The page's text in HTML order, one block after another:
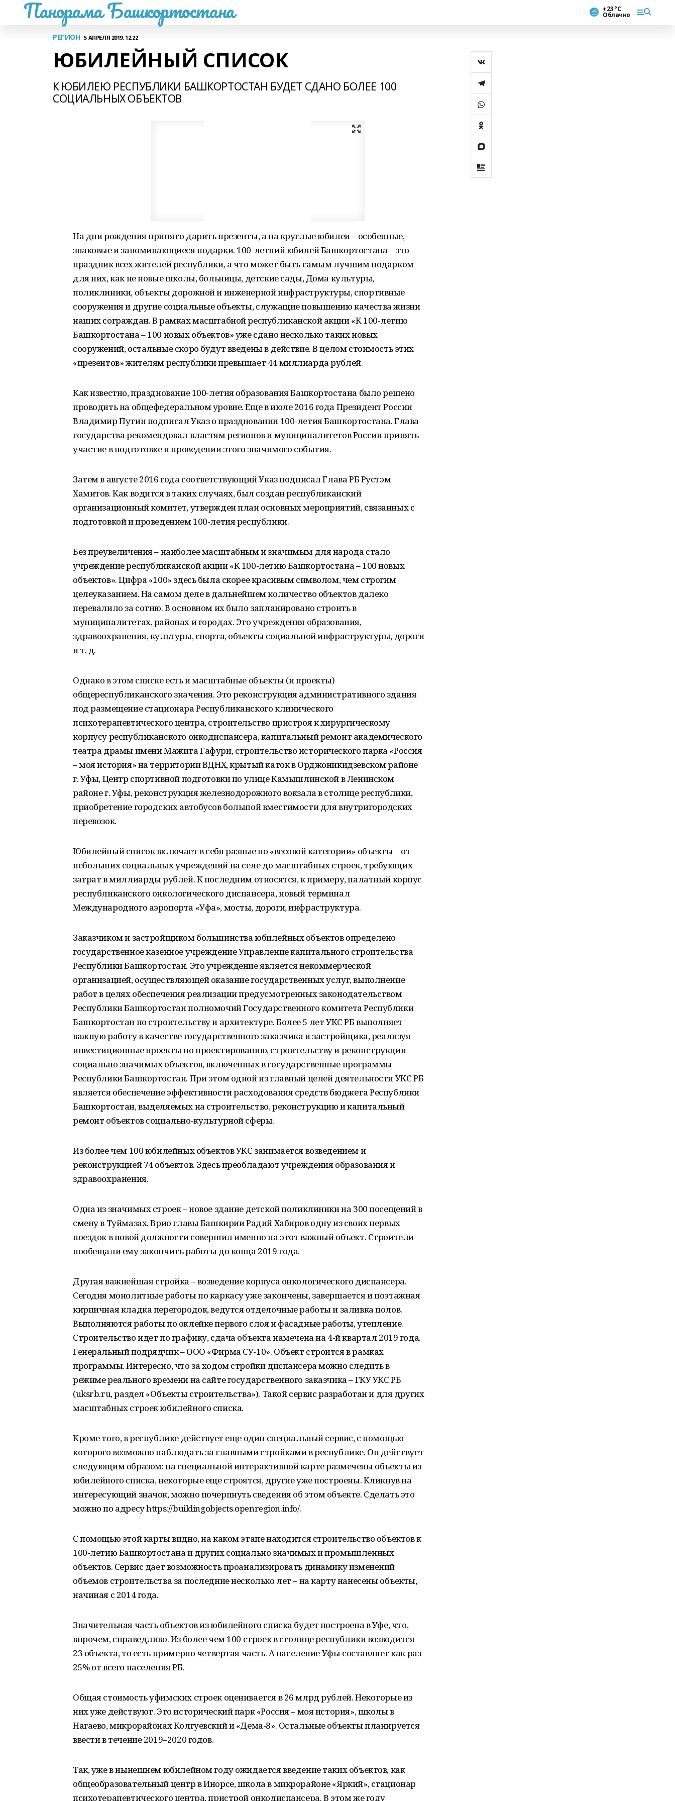
Панорама Башкортостана +23 °С
Облачно
РЕГИОН 5 АПРЕЛЯ 2019, 12:22
ЮБИЛЕЙНЫЙ СПИСОК
К ЮБИЛЕЮ РЕСПУБЛИКИ БАШКОРТОСТАН БУДЕТ СДАНО БОЛЕЕ 100
СОЦИАЛЬНЫХ ОБЪЕКТОВ
На дни рождения принято дарить презенты, а на круглые юбилеи – особенные,
знаковые и запоминающиеся подарки. 100-летний юбилей Башкортостана – это
праздник всех жителей республики, а что может быть самым лучшим подарком
для них, как не новые школы, больницы, детские сады, Дома культуры,
поликлиники, объекты дорожной и инженерной инфраструктуры, спортивные
сооружения и другие социальные объекты, служащие повышению качества жизни
наших сограждан. В рамках масштабной республиканской акции «К 100-летию
Башкортостана – 100 новых объектов» уже сдано несколько таких новых
сооружений, остальные скоро будут введены в действие. В целом стоимость этих
«презентов» жителям республики превышает 44 миллиарда рублей.
Как известно, празднование 100-летия образования Башкортостана было решено
проводить на общефедеральном уровне. Еще в июле 2016 года Президент России
Владимир Путин подписал Указ о праздновании 100-летия Башкортостана. Глава
государства рекомендовал властям регионов и муниципалитетов России принять
участие в подготовке и проведении этого значимого события.
Затем в августе 2016 года соответствующий Указ подписал Глава РБ Рустэм
Хамитов. Как водится в таких случаях, был создан республиканский
организационный комитет, утвержден план основных мероприятий, связанных с
подготовкой и проведением 100-летия республики.
Без преувеличения – наиболее масштабным и значимым для народа стало
учреждение республиканской акции «К 100-летию Башкортостана – 100 новых
объектов». Цифра «100» здесь была скорее красивым символом, чем строгим
целеуказанием. На самом деле в дальнейшем количество объектов далеко
перевалило за сотню. В основном их было запланировано строить в
муниципалитетах, районах и городах. Это учреждения образования,
здравоохранения, культуры, спорта, объекты социальной инфраструктуры, дороги
и т. д.
Однако в этом списке есть и масштабные объекты (и проекты)
общереспубликанского значения. Это реконструкция административного здания
под размещение стационара Республиканского клинического
психотерапевтического центра, строительство пристроя к хирургическому
корпусу республиканского онкодиспансера, капитальный ремонт академического
театра драмы имени Мажита Гафури, строительство исторического парка «Россия
– моя история» на территории ВДНХ, крытый каток в Орджоникидзевском районе
г. Уфы, Центр спортивной подготовки по улице Камышлинской в Ленинском
районе г. Уфы, реконструкция железнодорожного вокзала в столице республики,
приобретение городских автобусов большой вместимости для внутригородских
перевозок.
Юбилейный список включает в себя разные по «весовой категории» объекты – от
небольших социальных учреждений на селе до масштабных строек, требующих
затрат в миллиарды рублей. К последним относятся, к примеру, палатный корпус
республиканского онкологического диспансера, новый терминал
Международного аэропорта «Уфа», мосты, дороги, инфраструктура.
Заказчиком и застройщиком большинства юбилейных объектов определено
государственное казенное учреждение Управление капитального строительства
Республики Башкортостан. Это учреждение является некоммерческой
организацией, осуществляющей оказание государственных услуг, выполнение
работ в целях обеспечения реализации предусмотренных законодательством
Республики Башкортостан полномочий Государственного комитета Республики
Башкортостан по строительству и архитектуре. Более 5 лет УКС РБ выполняет
важную работу в качестве государственного заказчика и застройщика, реализуя
инвестиционные проекты по проектированию, строительству и реконструкции
социально значимых объектов, включенных в государственные программы
Республики Башкортостан. При этом одной из главный целей деятельности УКС РБ
является обеспечение эффективности расходования средств бюджета Республики
Башкортостан, выделяемых на строительство, реконструкцию и капитальный
ремонт объектов социально-культурной сферы.
Из более чем 100 юбилейных объектов УКС занимается возведением и
реконструкцией 74 объектов. Здесь преобладают учреждения образования и
здравоохранения.
Одна из значимых строек – новое здание детской поликлиники на 300 посещений в
смену в Туймазах. Врио главы Башкирии Радий Хабиров одну из своих первых
поездок в новой должности совершил именно на этот важный объект. Строители
пообещали ему закончить работы до конца 2019 года.
Другая важнейшая стройка – возведение корпуса онкологического диспансера.
Сегодня монолитные работы по каркасу уже закончены, завершается и поэтажная
кирпичная кладка перегородок, ведутся отделочные работы и заливка полов.
Выполняются работы по оклейке первого слоя и фасадные работы, утепление.
Строительство идет по графику, сдача объекта намечена на 4-й квартал 2019 года.
Генеральный подрядчик – ООО «Фирма СУ-10». Объект строится в рамках
программы. Интересно, что за ходом стройки диспансера можно следить в
режиме реального времени на сайте государственного заказчика – ГКУ УКС РБ
(uksrb.ru, раздел «Объекты строительства»). Такой сервис разработан и для других
масштабных строек юбилейного списка.
Кроме того, в республике действует еще один специальный сервис, с помощью
которого возможно наблюдать за главными стройками в республике. Он действует
следующим образом: на специальной интерактивной карте размечены объекты из
юбилейного списка, некоторые еще строятся, другие уже построены. Кликнув на
интересующий значок, можно почерпнуть сведения об этом объекте. Сделать это
можно по адресу https://buildingobjects.openregion.info/.
С помощью этой карты видно, на каком этапе находится строительство объектов к
100-летию Башкортостана и других социально значимых и промышленных
объектов. Сервис дает возможность проанализировать динамику изменений
объемов строительства за последние несколько лет – на карту нанесены объекты,
начиная с 2014 года.
Значительная часть объектов из юбилейного списка будет построена в Уфе, что,
впрочем, справедливо. Из более чем 100 строек в столице республики возводится
23 объекта, то есть примерно четвертая часть. А население Уфы составляет как раз
25% от всего населения РБ.
Общая стоимость уфимских строек оценивается в 26 млрд рублей. Некоторые из
них уже действуют. Это исторический парк «Россия – моя история», школы в
Нагаево, микрорайонах Колгуевский и «Дема-8». Остальные объекты планируется
ввести в течение 2019–2020 годов.
Так, уже в нынешнем юбилейном году ожидается введение таких объектов, как
общеобразовательный центр в Инорсе, школа в микрорайоне «Яркий», стационар
психотерапевтического центра, пристрой онкодиспансера. В этом же году